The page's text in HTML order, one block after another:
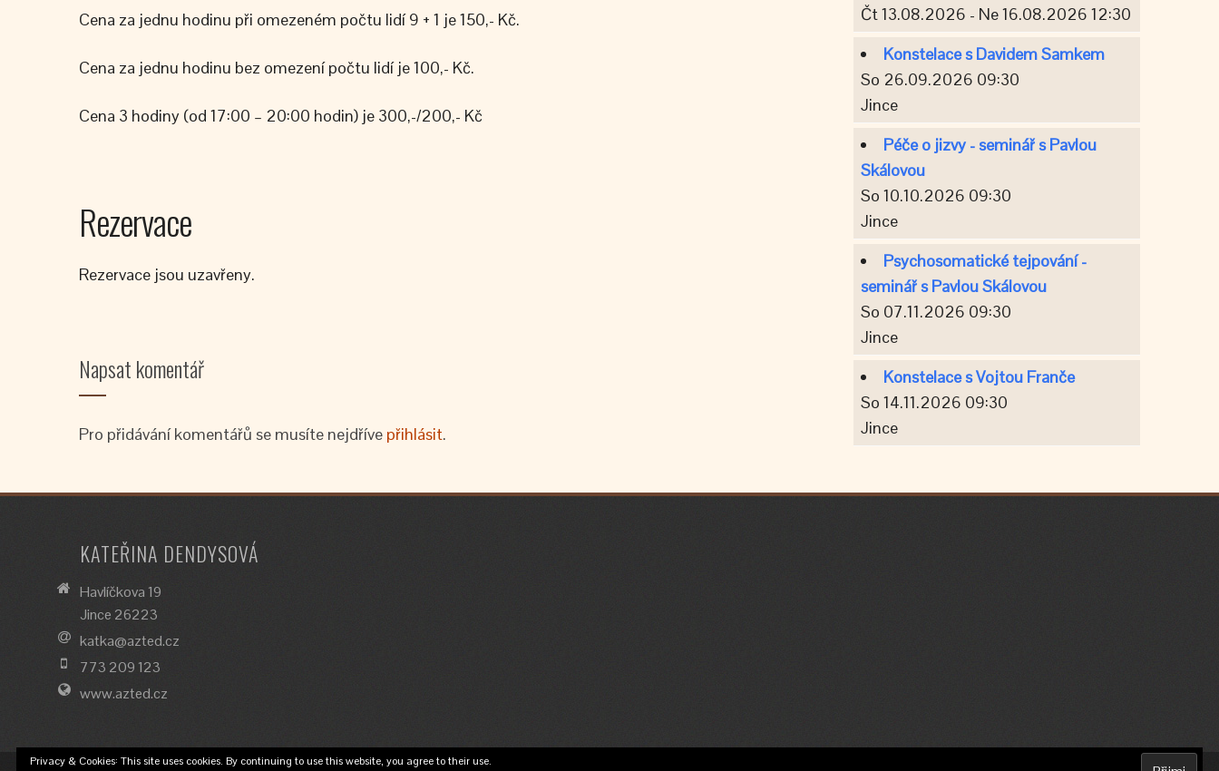
Cena za jednu hodinu při omezeném počtu lidí 9 + 1 je 150,- Kč.
Cena za jednu hodinu bez omezení počtu lidí je 100,- Kč.
Cena 3 hodiny (od 17:00 – 20:00 hodin) je 300,-/200,- Kč
Rezervace
Rezervace jsou uzavřeny.
Napsat komentář
Pro přidávání komentářů se musíte nejdříve přihlásit.
Čt 13.08.2026 - Ne 16.08.2026 12:30
Konstelace s Davidem Samkem
So 26.09.2026 09:30
Jince
Péče o jizvy - seminář s Pavlou
Skálovou
So 10.10.2026 09:30
Jince
Psychosomatické tejpování -
seminář s Pavlou Skálovou
So 07.11.2026 09:30
Jince
Konstelace s Vojtou Franče
So 14.11.2026 09:30
Jince
KATEŘINA DENDYSOVÁ
Havlíčkova 19
Jince 26223
katka@azted.cz
773 209 123
www.azted.cz
Privacy & Cookies: This site uses cookies. By continuing to use this website, you agree to their use.